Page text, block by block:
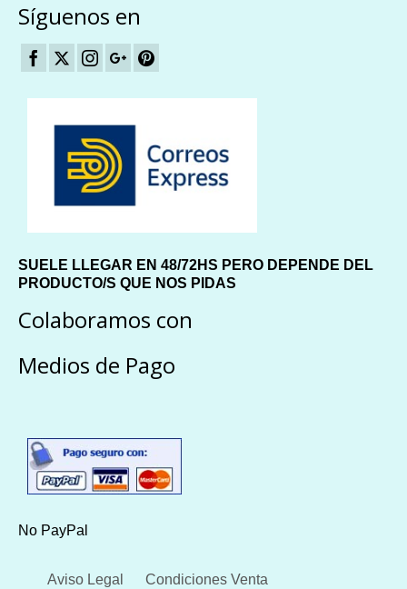
Síguenos en
SUELE LLEGAR EN 48/72HS PERO DEPENDE DEL
PRODUCTO/S QUE NOS PIDAS
Colaboramos con
Medios de Pago
No PayPal
Aviso Legal Condiciones Venta